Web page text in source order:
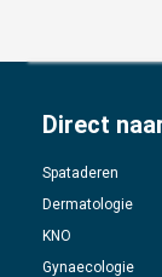
Direct
Spataderen
Dermatologie
KNO
Gynaecologie